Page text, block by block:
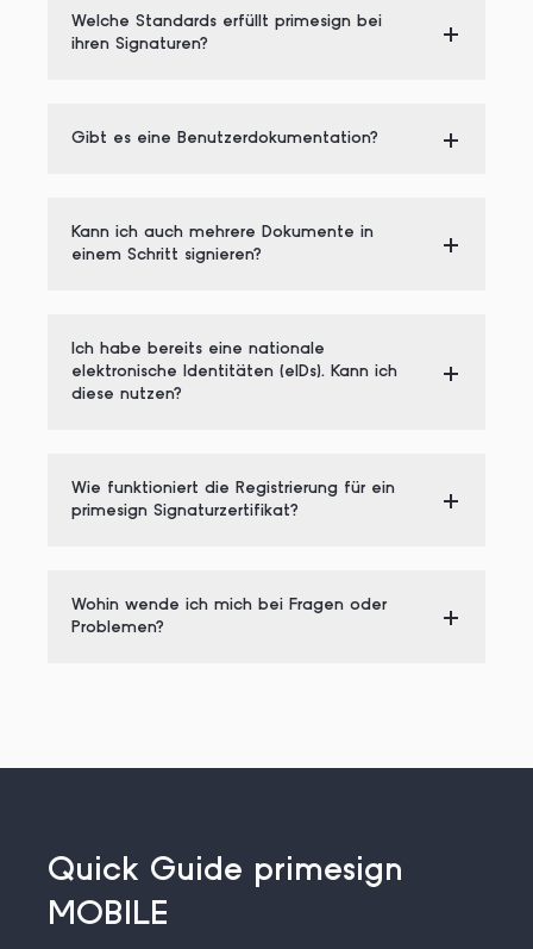
Welche Standards erfüllt primesign bei
ihren Signaturen?
Gibt es eine Benutzerdokumentation?
Kann ich auch mehrere Dokumente in
einem Schritt signieren?
Ich habe bereits eine nationale
elektronische Identitäten (eIDs). Kann ich
diese nutzen?
Wie funktioniert die Registrierung für ein
primesign Signaturzertifikat?
Wohin wende ich mich bei Fragen oder
Problemen?
Quick Guide primesign
MOBILE